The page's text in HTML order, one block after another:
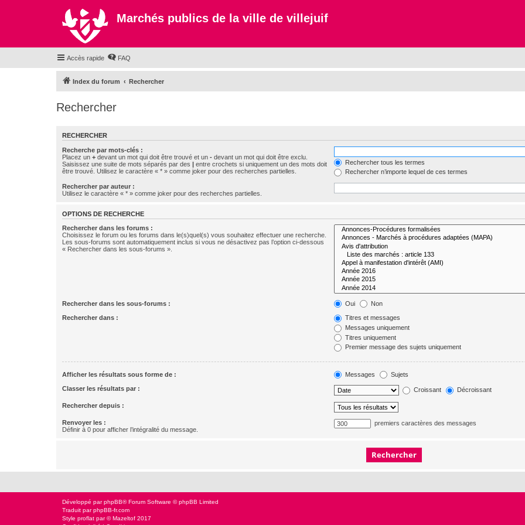
Marchés publics de la ville de villejuif
Accès rapide FAQ
Index du forum Rechercher
Rechercher
RECHERCHER
Recherche par mots-clés :
Placez un + devant un mot qui doit être trouvé et un - devant un mot qui doit être exclu.
Saisissez une suite de mots séparés par des | entre crochets si uniquement un des mots doit
être trouvé. Utilisez le caractère « * » comme joker pour des recherches partielles.
Rechercher tous les termes
Rechercher n’importe lequel de ces termes
Rechercher par auteur :
Utilisez le caractère « * » comme joker pour des recherches partielles.
OPTIONS DE RECHERCHE
Rechercher dans les forums :
Choisissez le forum ou les forums dans le(s)quel(s) vous souhaitez effectuer une recherche.
Les sous-forums sont automatiquement inclus si vous ne désactivez pas l’option ci-dessous
« Rechercher dans les sous-forums ».
Rechercher dans les sous-forums : Oui Non
Rechercher dans :
Titres et messages
Messages uniquement
Titres uniquement
Premier message des sujets uniquement
Afficher les résultats sous forme de : Messages Sujets
Classer les résultats par : Croissant Décroissant
Rechercher depuis :
Renvoyer les :
Définir à 0 pour afficher l’intégralité du message.
premiers caractères des messages
Développé parphpBB® Forum Software © phpBB Limited
Traduit parphpBB-fr.com
Style proflat par © Mazeltof 2017